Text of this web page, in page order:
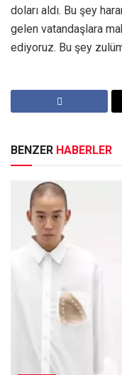
doları aldı. Bu şey
gelen vatandaşlara
ediyoruz. Bu şey
BENZER HABERLER